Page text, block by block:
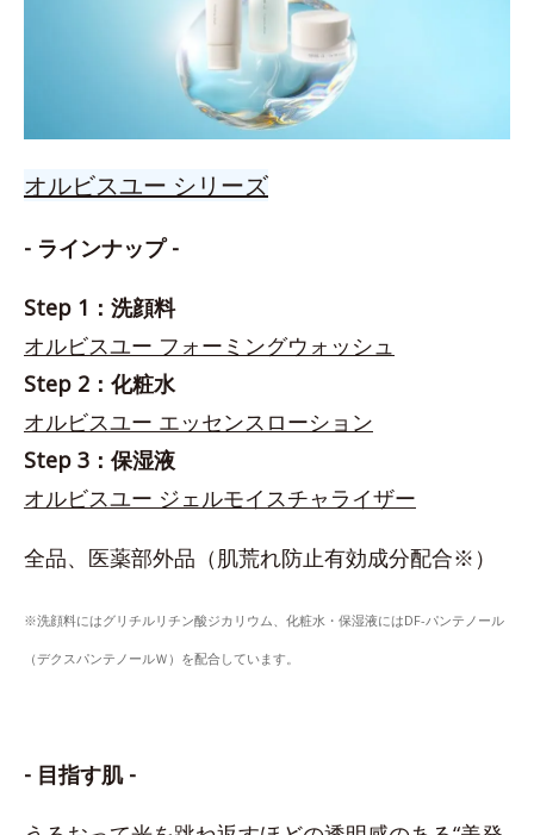
オルビスユー シリーズ
- ラインナップ -
Step 1：洗顔料
オルビスユー フォーミングウォッシュ
Step 2：化粧水
オルビスユー エッセンスローション
Step 3：保湿液
オルビスユー ジェルモイスチャライザー
全品、医薬部外品（肌荒れ防止有効成分配合※）
※洗顔料にはグリチルリチン酸ジカリウム、化粧水・保湿液にはDF-パンテノール
（デクスパンテノールＷ）を配合しています。
- 目指す肌 -